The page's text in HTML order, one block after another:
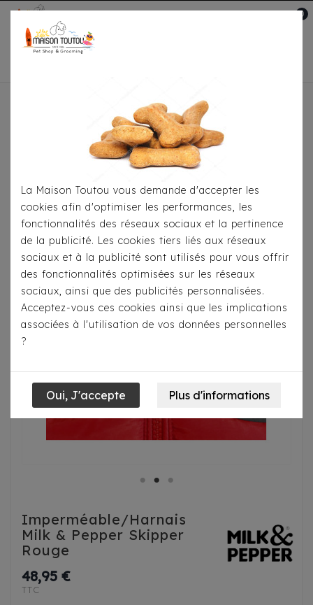
0
Accueil
Pour
Imperméables
Imperméable/Harnais
Milk & Pepper Skipper Rouge
Imperméable/Harnais
Milk & Pepper Skipper
Rouge
48,95 €
TTC
La Maison Toutou vous demande d'accepter les
cookies afin d'optimiser les performances, les
fonctionnalités des réseaux sociaux et la pertinence
de la publicité. Les cookies tiers liés aux réseaux
sociaux et à la publicité sont utilisés pour vous offrir
des fonctionnalités optimisées sur les réseaux
sociaux, ainsi que des publicités personnalisées.
Acceptez-vous ces cookies ainsi que les implications
associées à l'utilisation de vos données personnelles
?